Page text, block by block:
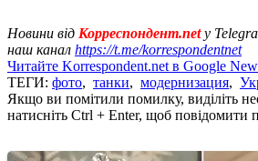
Новини від Корреспондент.netу
наш канал https://t.me/korrespondentnet
Читайте Korrespondent.net в Google
ТЕГИ: фото, танки, модернизация,
Якщо ви помітили помилку, виділіть
натисніть Ctrl + Enter, щоб повідомити